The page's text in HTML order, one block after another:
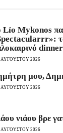
Lío Mykonos
ΑΥΓΟΥΣΤΟΥ 2026
μου,
ΑΥΓΟΥΣΤΟΥ 2026
νιάου βρε
ΑΥΓΟΥΣΤΟΥ 2026